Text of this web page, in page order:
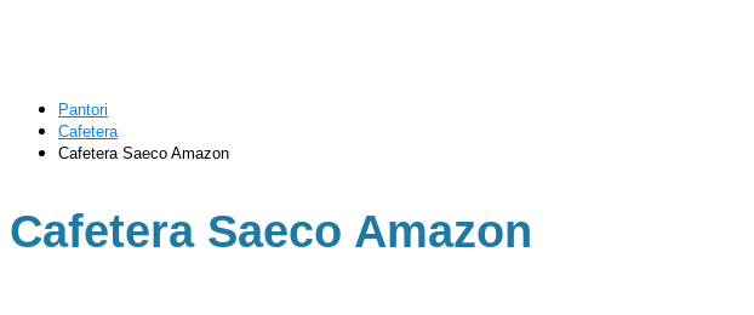
Pantori
Cafetera
Cafetera Saeco Amazon
Cafetera Saeco Amazon